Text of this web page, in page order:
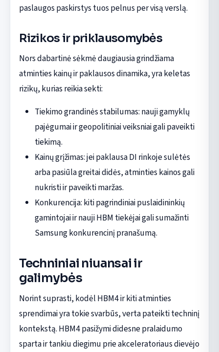
paslaugos paskirstys tuos pelnus per visą verslą.
Rizikos ir priklausomybės
Nors dabartinė sėkmė daugiausia grindžiama
atminties kainų ir paklausos dinamika, yra keletas
rizikų, kurias reikia sekti:
Tiekimo grandinės stabilumas: nauji gamyklų
pajėgumai ir geopolitiniai veiksniai gali paveikti
tiekimą.
Kainų grįžimas: jei paklausa DI rinkoje sulėtės
arba pasiūla greitai didės, atminties kainos gali
nukristi ir paveikti maržas.
Konkurencija: kiti pagrindiniai puslaidininkių
gamintojai ir nauji HBM tiekėjai gali sumažinti
Samsung konkurencinį pranašumą.
Techniniai niuansai ir
galimybės
Norint suprasti, kodėl HBM4 ir kiti atminties
sprendimai yra tokie svarbūs, verta pateikti techninį
kontekstą. HBM4 pasižymi didesne pralaidumo
sparta ir tankiu diegimu prie akceleratoriaus dievėjo